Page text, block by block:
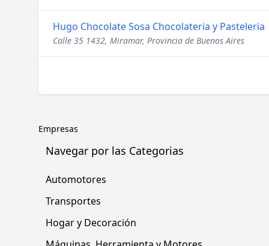
Hugo Chocolate Sosa Chocolateria y Pasteleria
Calle 35 1432, Miramar, Provincia de Buenos Aires
Empresas
Navegar por las Categorias
Automotores
Transportes
Hogar y Decoración